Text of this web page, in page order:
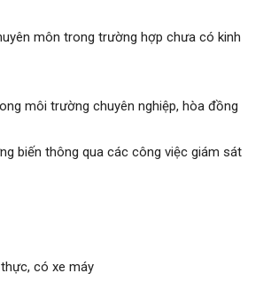
môn trong trường hợp chưa có kinh
môi trường chuyên nghiệp, hòa đồng
biến thông qua các công việc giám sát
có xe máy